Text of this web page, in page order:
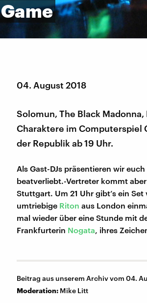
Game
04. August 2018
Solomun, The Black
Charaktere im Computerspiel
der Republik ab 19 Uhr.
Als Gast-DJs präsentieren wir
beatverliebt.-Vertreter kommt
Stuttgart. Um 21 Uhr gibt’s ein Set
umtriebige Riton aus London
mal wieder über eine Stunde mit
Frankfurterin Nogata, ihres
Beitrag aus unserem Archiv vom 04.
Moderation: Mike Litt